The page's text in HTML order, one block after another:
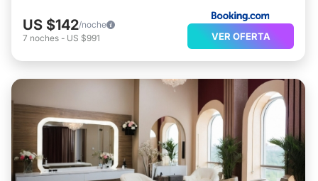
US $142/noche
7 noches - US $991 VER OFERTA